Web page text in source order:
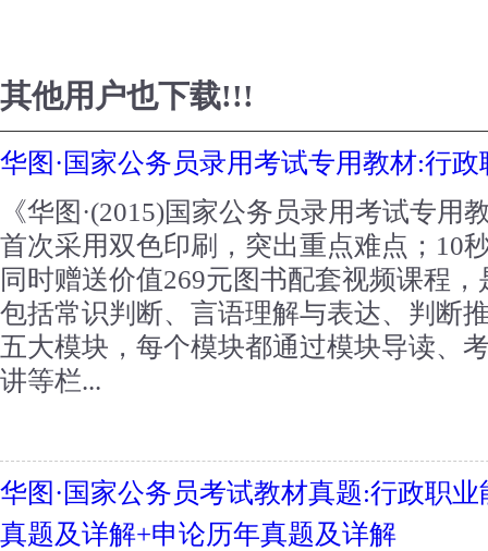
其他用户也下载!!!
华图·国家公务员录用考试专用教材:行
《华图·(2015)国家公务员录用考试专用
首次采用双色印刷，突出重点难点；10
同时赠送价值269元图书配套视频课程
包括常识判断、言语理解与表达、判断
五大模块，每个模块都通过模块导读、
讲等栏...
华图·国家公务员考试教材真题:行政职
真题及详解+申论历年真题及详解